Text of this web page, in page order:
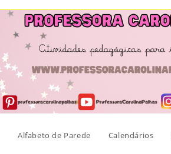
Skip
content
Alfabeto de Parede Calendários